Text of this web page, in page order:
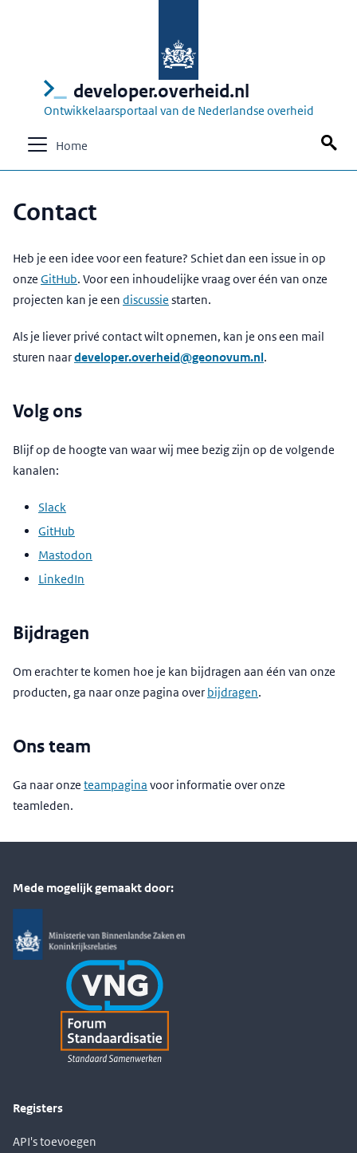
developer.overheid.nl
Ontwikkelaarsportaal van de Nederlandse overheid
Home
Contact
Heb je een idee voor een feature? Schiet dan een issue in op
onze GitHub. Voor een inhoudelijke vraag over één van onze
projecten kan je een discussie starten.
Als je liever privé contact wilt opnemen, kan je ons een mail
sturen naardeveloper.overheid@geonovum.nl.
Volg ons
Blijf op de hoogte van waar wij mee bezig zijn op de volgende
kanalen:
Slack
GitHub
Mastodon
LinkedIn
Bijdragen
Om erachter te komen hoe je kan bijdragen aan één van onze
producten, ga naar onze pagina over bijdragen.
Ons team
Ga naar onze teampagina voor informatie over onze
teamleden.
Mede mogelijk gemaakt door:
Registers
API's toevoegen